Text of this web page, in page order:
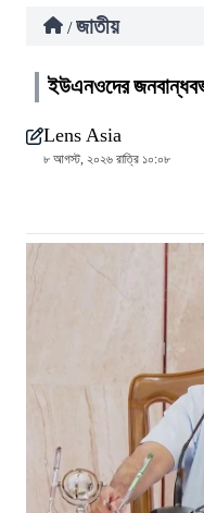
/ জাতীয়
ইউএনওদের
Lens Asia
৮ আগস্ট, ২০২৬ রাত্রি ১০:০৮